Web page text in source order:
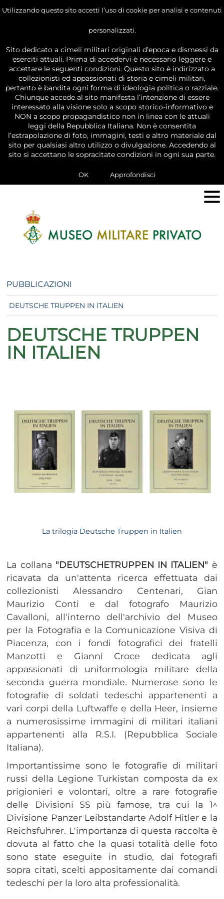
Utilizzando questo sito accetti l’uso di cookie per analisi e contenuti
personalizzati.
Sito dedicato a cimeli militari originali d’epoca e dismessi da
eserciti attuali. Prima di accedervi è necessario leggere e
accettare le seguenti condizioni. Questo sito è indirizzato a
collezionisti ed appassionati di storia e cimeli militari,
pertanto è bandita ogni forma di ideologia politica o razziale.
Chiunque accede al sito manifesta l’intenzione di essere
interessato alla visione solo a scopo storico-informativo e
NON a scopo propagandistico non in linea con le attuali
leggi della Repubblica Italiana. Non è consentita
l’estrapolazione di foto, immagini, testi e altro materiale dal
sito per qualsiasi altro utilizzo o divulgazione. Accedendo al
sito si accettano le sopracitate condizioni in ogni sua parte.
OK Approfondisci
PUBBLICAZIONI
DEUTSCHE TRUPPEN IN ITALIEN
DEUTSCHE TRUPPEN
IN ITALIEN
La trilogia Deutsche Truppen in Italien
La collana "DEUTSCHETRUPPEN IN ITALIEN" è
ricavata da un'attenta ricerca effettuata dai
collezionisti Alessandro Centenari, Gian
Maurizio Conti e dal fotografo Maurizio
Cavalloni, all'interno dell'archivio del Museo
per la Fotografia e la Comunicazione Visiva di
Piacenza, con i fondi fotografici dei fratelli
Manzotti e Gianni Croce dedicata agli
appassionati di uniformologia militare della
seconda guerra mondiale. Numerose sono le
fotografie di soldati tedeschi appartenenti a
vari corpi della Luftwaffe e della Heer, insieme
a numerosissime immagini di militari italiani
appartenenti alla R.S.I. (Repubblica Sociale
Italiana).
Importantissime sono le fotografie di militari
russi della Legione Turkistan composta da ex
prigionieri e volontari, oltre a rare fotografie
delle Divisioni SS più famose, tra cui la 1^
Divisione Panzer Leibstandarte Adolf Hitler e la
Reichsfuhrer. L'importanza di questa raccolta è
dovuta al fatto che la quasi totalità delle foto
sono state eseguite in studio, dai fotografi
sopra citati, scelti appositamente dai comandi
tedeschi per la loro alta professionalità.